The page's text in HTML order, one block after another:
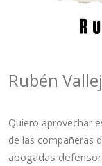
Rubén
Quiero aprovechar
de las compañeras
abogadas